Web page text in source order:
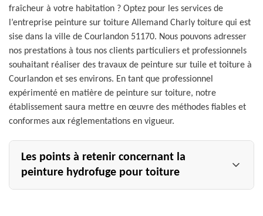
fraîcheur à votre habitation ? Optez pour les services de
l’entreprise peinture sur toiture Allemand Charly toiture qui est
sise dans la ville de Courlandon 51170. Nous pouvons adresser
nos prestations à tous nos clients particuliers et professionnels
souhaitant réaliser des travaux de peinture sur tuile et toiture à
Courlandon et ses environs. En tant que professionnel
expérimenté en matière de peinture sur toiture, notre
établissement saura mettre en œuvre des méthodes fiables et
conformes aux réglementations en vigueur.
Les points à retenir concernant la
peinture hydrofuge pour toiture